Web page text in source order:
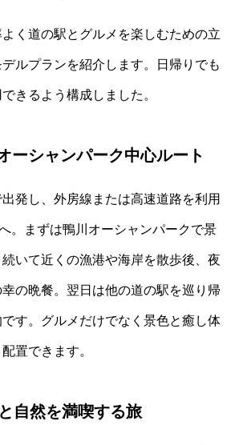
く道の駅とグルメを楽しむための立
ルプランを紹介します。日帰りでも
きるよう構成しました。
ーシャンパーク中心ルート
発し、外房線または高速道路を利用
。まずは鴨川オーシャンパークで景
いて近くの漁港や海岸を散歩後、夜
の晩餐。翌日は他の道の駅を巡り帰
す。グルメだけでなく景色と癒し体
置できます。
自然を満喫する旅